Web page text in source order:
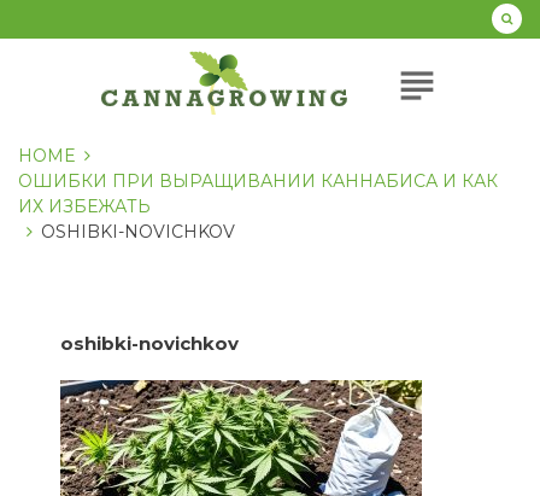
к
subject
HOME
ОШИБКИ ПРИ ВЫРАЩИВАНИИ КАННАБИСА И КАК
ИХ ИЗБЕЖАТЬ
OSHIBKI-NOVICHKOV
oshibki-novichkov